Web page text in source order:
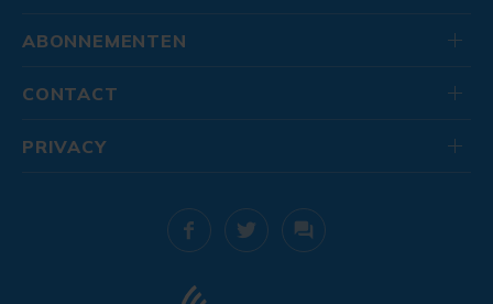
ABONNEMENTEN
CONTACT
PRIVACY